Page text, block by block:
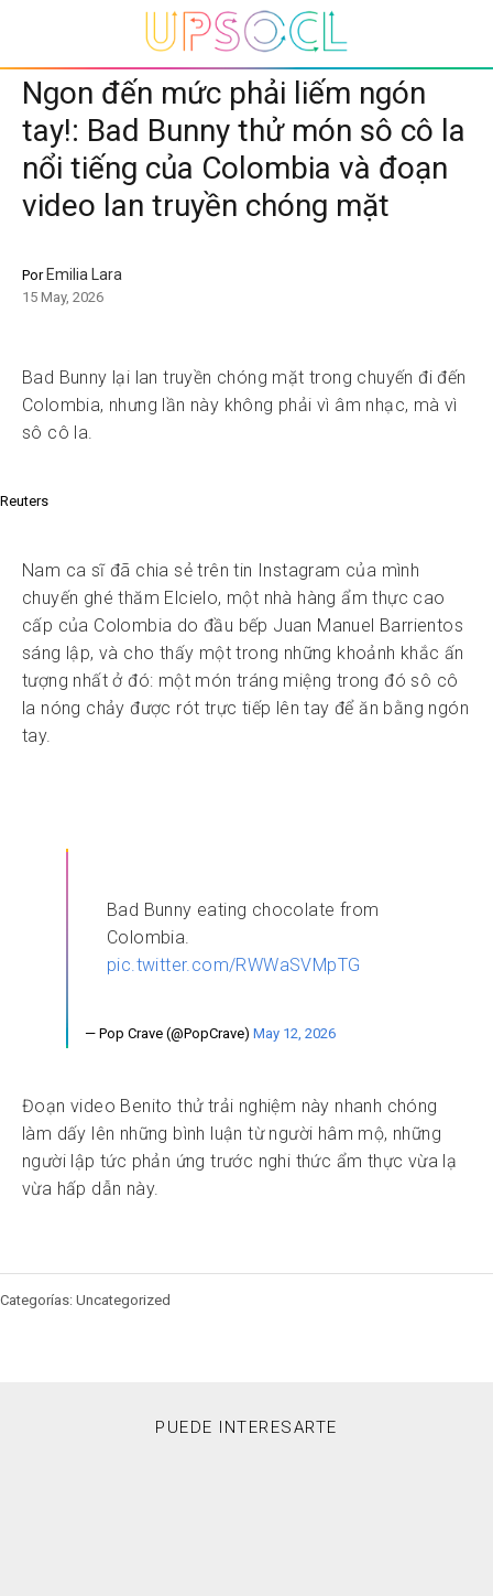
Ngon đến mức phải liếm ngón
tay!: Bad Bunny thử món sô cô la
nổi tiếng của Colombia và đoạn
video lan truyền chóng mặt
Por Emilia Lara
15 May, 2026
Bad Bunny lại lan truyền chóng mặt trong chuyến đi đến
Colombia, nhưng lần này không phải vì âm nhạc, mà vì
sô cô la.
Reuters
Nam ca sĩ đã chia sẻ trên tin Instagram của mình
chuyến ghé thăm Elcielo, một nhà hàng ẩm thực cao
cấp của Colombia do đầu bếp Juan Manuel Barrientos
sáng lập, và cho thấy một trong những khoảnh khắc ấn
tượng nhất ở đó: một món tráng miệng trong đó sô cô
la nóng chảy được rót trực tiếp lên tay để ăn bằng ngón
tay.
Bad Bunny eating chocolate from
Colombia.
pic.twitter.com/RWWaSVMpTG
— Pop Crave (@PopCrave) May 12, 2026
Đoạn video Benito thử trải nghiệm này nhanh chóng
làm dấy lên những bình luận từ người hâm mộ, những
người lập tức phản ứng trước nghi thức ẩm thực vừa lạ
vừa hấp dẫn này.
Categorías: Uncategorized
PUEDE INTERESARTE